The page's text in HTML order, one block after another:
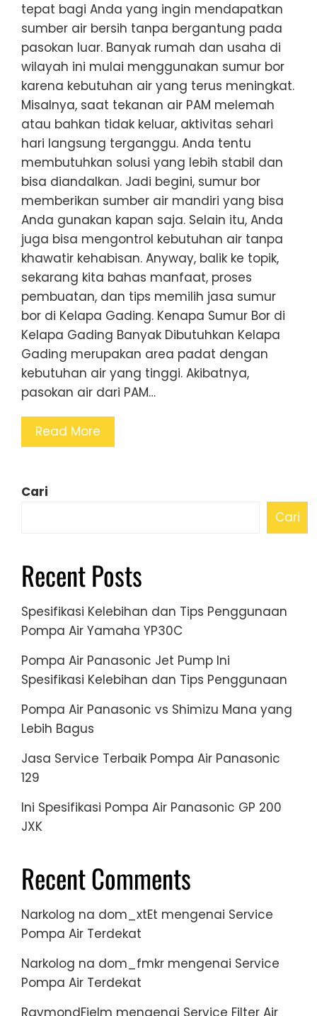
tepat bagi Anda yang ingin mendapatkan
sumber air bersih tanpa bergantung pada
pasokan luar. Banyak rumah dan usaha di
wilayah ini mulai menggunakan sumur bor
karena kebutuhan air yang terus meningkat.
Misalnya, saat tekanan air PAM melemah
atau bahkan tidak keluar, aktivitas sehari
hari langsung terganggu. Anda tentu
membutuhkan solusi yang lebih stabil dan
bisa diandalkan. Jadi begini, sumur bor
memberikan sumber air mandiri yang bisa
Anda gunakan kapan saja. Selain itu, Anda
juga bisa mengontrol kebutuhan air tanpa
khawatir kehabisan. Anyway, balik ke topik,
sekarang kita bahas manfaat, proses
pembuatan, dan tips memilih jasa sumur
bor di Kelapa Gading. Kenapa Sumur Bor di
Kelapa Gading Banyak Dibutuhkan Kelapa
Gading merupakan area padat dengan
kebutuhan air yang tinggi. Akibatnya,
pasokan air dari PAM…
Read More
Cari
Cari
Recent Posts
Spesifikasi Kelebihan dan Tips Penggunaan
Pompa Air Yamaha YP30C
Pompa Air Panasonic Jet Pump Ini
Spesifikasi Kelebihan dan Tips Penggunaan
Pompa Air Panasonic vs Shimizu Mana yang
Lebih Bagus
Jasa Service Terbaik Pompa Air Panasonic
129
Ini Spesifikasi Pompa Air Panasonic GP 200
JXK
Recent Comments
Narkolog na dom_xtEt mengenai Service
Pompa Air Terdekat
Narkolog na dom_fmkr mengenai Service
Pompa Air Terdekat